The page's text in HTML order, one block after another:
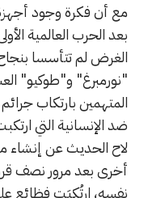
مع أن فكرة وجود أجهزة
بعد الحرب العالمية
"نورمبرغ" و"طوكيو"
المتهمين بارتكاب
ضد الإنسانية التي
لاح الحديث عن إنشاء
أخرى بعد مرور نصف
نفسه، ارتُكبَت فظائع